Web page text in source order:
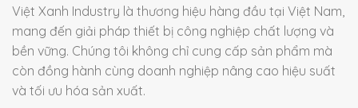
Việt Xanh Industry là thương hiệu hàng đầu tại Việt Nam,
mang đến giải pháp thiết bị công nghiệp chất lượng và
bền vững. Chúng tôi không chỉ cung cấp sản phẩm mà
còn đồng hành cùng doanh nghiệp nâng cao hiệu suất
và tối ưu hóa sản xuất.